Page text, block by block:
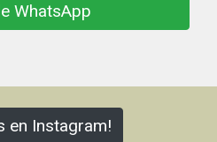
WhatsApp
en Instagram!